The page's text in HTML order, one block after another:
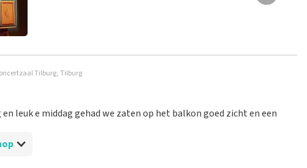
Tilburg, Tilburg
leuk e middag gehad we zaten op het balkon goed zicht en een